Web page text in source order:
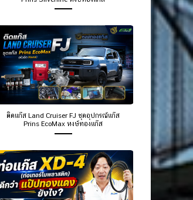
ติดแก๊ส Land Cruiser FJ ชุดอุปกรณ์แก๊ส
Prins EcoMax หงษ์ทองแก๊ส